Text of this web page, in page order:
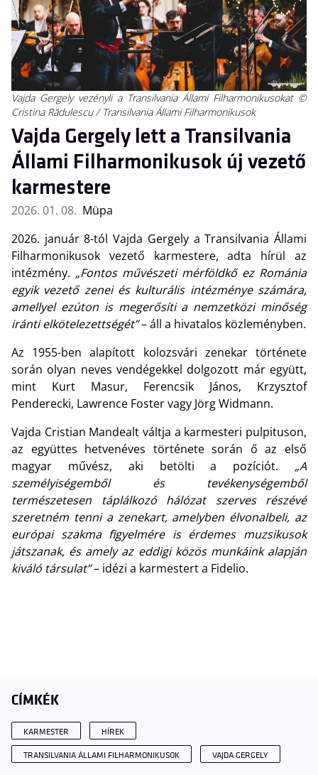
Vajda Gergely vezényli a Transilvania Állami Filharmonikusokat ©
Cristina Rădulescu / Transilvania Állami Filharmonikusok
Vajda Gergely lett a Transilvania
Állami Filharmonikusok új vezető
karmestere
2026. 01. 08. Müpa
2026. január 8-tól Vajda Gergely a Transilvania Állami
Filharmonikusok vezető karmestere, adta hírül az
intézmény. „Fontos művészeti mérföldkő ez Románia
egyik vezető zenei és kulturális intézménye számára,
amellyel ezúton is megerősíti a nemzetközi minőség
iránti elkötelezettségét”– áll a hivatalos közleményben.
Az 1955-ben alapított kolozsvári zenekar története
során olyan neves vendégekkel dolgozott már együtt,
mint Kurt Masur, Ferencsik János, Krzysztof
Penderecki, Lawrence Foster vagy Jörg Widmann.
Vajda Cristian Mandealt váltja a karmesteri pulpituson,
az együttes hetvenéves története során ő az első
magyar művész, aki betölti a pozíciót. „A
személyiségemből és tevékenységemből
természetesen táplálkozó hálózat szerves részévé
szeretném tenni a zenekart, amelyben élvonalbeli, az
európai szakma figyelmére is érdemes muzsikusok
játszanak, és amely az eddigi közös munkáink alapján
kiváló társulat”– idézi a karmestert a Fidelio.
CÍMKÉK
KARMESTER HÍREK
TRANSILVANIA ÁLLAMI FILHARMONIKUSOK VAJDA GERGELY